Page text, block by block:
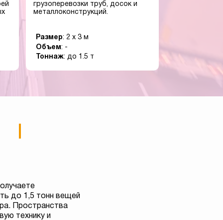
грузоперевозки труб, досок и
металлоконструкций.
Размер: 2 x 3 м
Объем: -
Тоннаж: до 1.5 т
до 1,5 тонн вещей
Пространства
технику и